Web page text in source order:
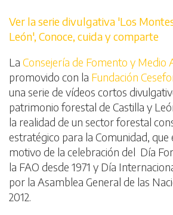
Ver la serie divulgativa 'Los
León', Conoce, cuida y comparte
La Consejería de Fomento y Medio
promovido con la Fundación
una serie de vídeos cortos
patrimonio forestal de Castilla y
la realidad de un sector forestal
estratégico para la Comunidad, que
motivo de la celebración del Día
la FAO desde 1971 y Día
por la Asamblea General de las
2012.